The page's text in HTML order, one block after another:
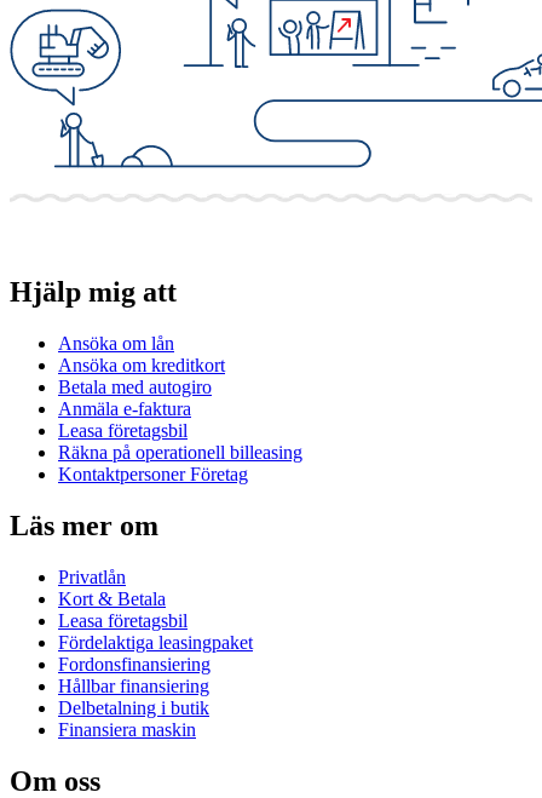
Hjälp mig att
Ansöka om lån
Ansöka om kreditkort
Betala med autogiro
Anmäla e-faktura
Leasa företagsbil
Räkna på operationell billeasing
Kontaktpersoner Företag
Läs mer om
Privatlån
Kort & Betala
Leasa företagsbil
Fördelaktiga leasingpaket
Fordonsfinansiering
Hållbar finansiering
Delbetalning i butik
Finansiera maskin
Om oss